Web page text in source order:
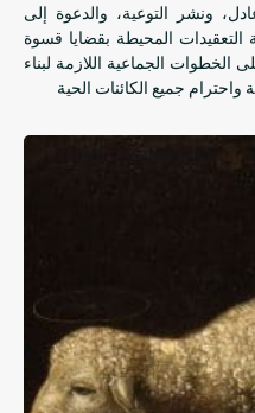
ونشر التوعية، والدعوة إلى
المحيطة بقضايا قسوة
الخطوات الجماعية اللازمة لبناء
جميع الكائنات الحية